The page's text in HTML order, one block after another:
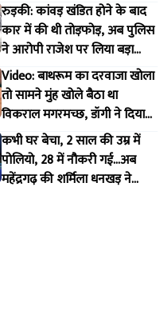
रुड़की: कांवड़ खंडित होने के बाद
कार में की थी तोड़फोड़, अब पुलिस
ने आरोपी राजेश पर लिया बड़ा
एक्शन
Video: बाथरूम का दरवाजा खोला
तो सामने मुंह खोले बैठा था
विकराल मगरमच्छ, डॉगी ने दिया
मकान मालिक को इशारा
कभी घर बेचा, 2 साल की उम्र में
पोलियो, 28 में नौकरी गई...अब
महेंद्रगढ़ की शर्मिला धनखड़ ने